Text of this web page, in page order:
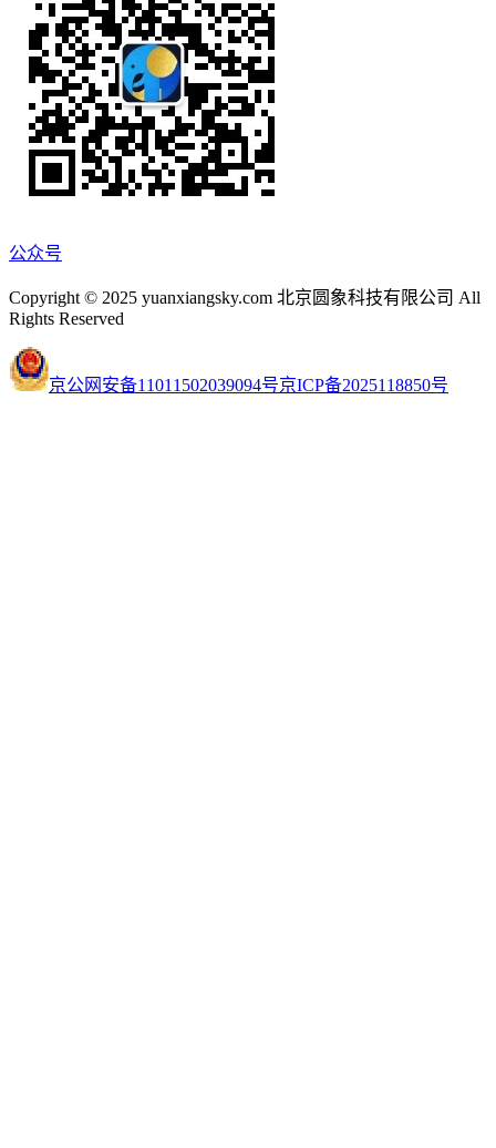
公众号
Copyright © 2025 yuanxiangsky.com 北京圆象科技有限公司 All
Rights Reserved
京公网安备11011502039094号京ICP备2025118850号